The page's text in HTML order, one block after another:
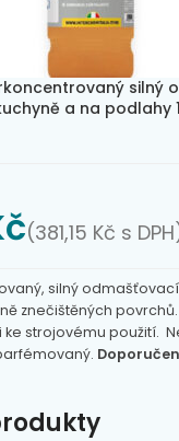
silný
a na podlahy
(381,15 Kč s
silný
znečištěných
ke strojovému použití.
způsobem a